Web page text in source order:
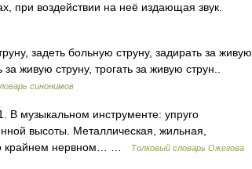
при воздействии на неё издающая звук.
задеть больную струну, задирать за живую
живую струну, трогать за живую струн..
синонимов
музыкальном инструменте: упруго
высоты. Металлическая, жильная,
(о крайнем нервном… …
Толковый словарь Ожегова